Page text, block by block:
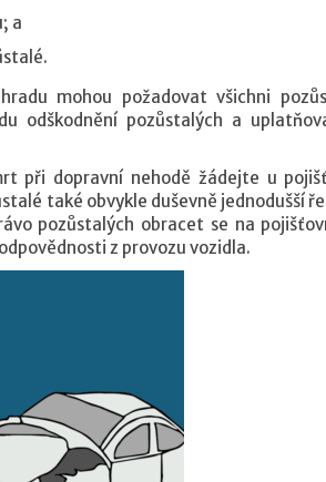
a
mohou požadovat všichni
odškodnění pozůstalých a
při dopravní nehodě žádejte u
také obvykle duševně jednodušší
pozůstalých obracet se na
z provozu vozidla.